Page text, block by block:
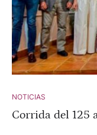
NOTICIAS
Corrida del 125